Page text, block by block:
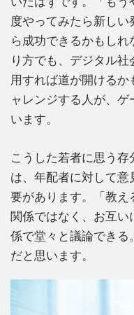
度やってみたら新し
ら成功できるかもし
り方でも、デジタル
用すれば道が開ける
ャレンジする人が、
います。
こうした若者に思う
は、年配者に対して
要があります。「教え
関係ではなく、お互い
係で堂々と議論できる
だと思います。